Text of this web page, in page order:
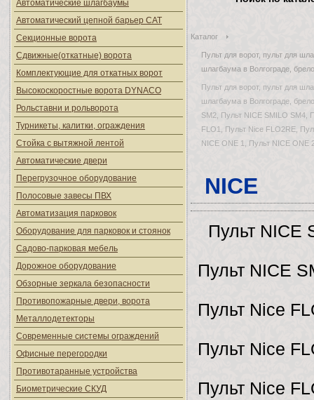
Автоматические шлагбаумы
Автоматический цепной барьер CAT
Секционные ворота
Сдвижные(откатные) ворота
Комплектующие для откатных ворот
Высокоскоростные ворота DYNACO
Рольставни и рольворота
Турникеты, калитки, ограждения
Стойка с вытяжной лентой
Автоматические двери
Перегрузочное оборудование
Полосовые завесы ПВХ
Автоматизация парковок
Оборудование для парковок и стоянок
Садово-парковая мебель
Дорожное оборудование
Обзорные зеркала безопасности
Противопожарные двери, ворота
Металлодетекторы
Современные системы ограждений
Офисные перегородки
Противотаранные устройства
Биометрические СКУД
Каталог
Пульт для ворот, пульт для
шлагбаума в Волгограде,
Пульт для ворот, пульт для
шлагбаума в Волгограде,
SM2, Пульт NICE SMILO SM4,
FLO1, Пульт Nice FLO2RE,
NICE ONE 1, Пульт NICE ONE
NICE
Пульт NICE
Пульт NICE
Пульт Nice
Пульт Nice
Пульт Nice